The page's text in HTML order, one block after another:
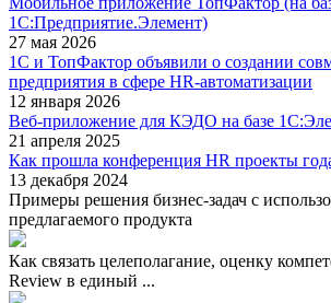
1С:Предприятие.Элемент)
27 мая 2026
1С и ТопФактор объявили о создании
предприятия в сфере HR-автоматизации
12 января 2026
Веб-приложение для КЭДО на базе
21 апреля 2025
Как прошла конференция HR проекты
13 декабря 2024
Примеры решения бизнес-задач с
предлагаемого продукта
Как связать целеполагание, оценку
Review в единый ...